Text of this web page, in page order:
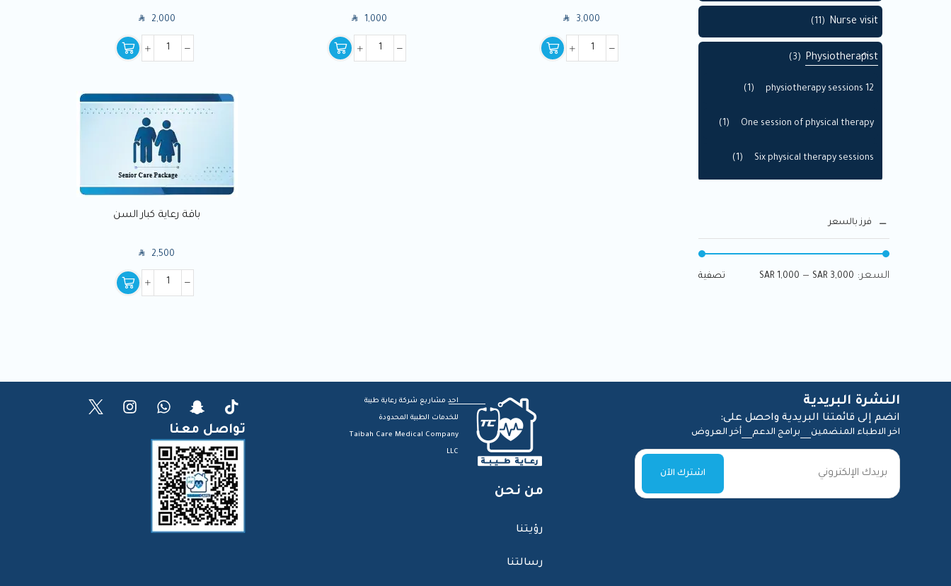
SAR 2,000 SAR 1,000 SAR 3,000
باقة رعاية كبار السن
SAR 2,500
Nurse visit
(11)
Physiotherapist
(3)
12 physiotherapy sessions
(1)
One session of physical therapy
(1)
Six physical therapy sessions
(1)
العلاج الطبيعي (3)
فرز بالسعر
تصفية السعر: SAR 1,000 — SAR 3,000
النشرة البريدية
انضم إلى قائمتنا البريدية واحصل على:
اخر الاطباء المنضمين برامج الدعم أخر العروض
احد مشاريع شركة رعاية طيبة
للخدمات الطبية المحدودة
Taibah Care Medical Company
LLC
من نحن
رؤيتنا
رسالتنا
تواصل معنا